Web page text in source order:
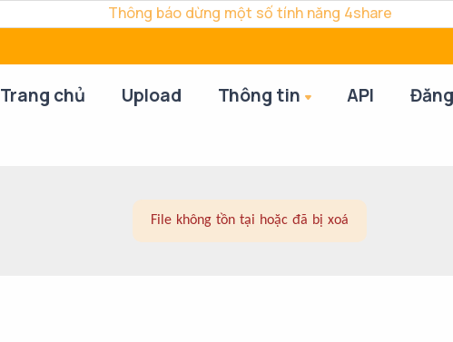
Thông báo dừng một số tính năng 4share
Trang chủ Upload Thông tin API
File không tồn tại hoặc đã bị xoá